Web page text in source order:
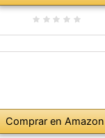
Comprar en Amazon